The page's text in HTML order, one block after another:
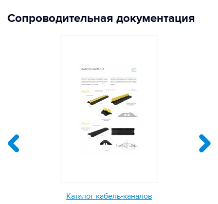
Сопроводительная документация
Каталог кабель-каналов